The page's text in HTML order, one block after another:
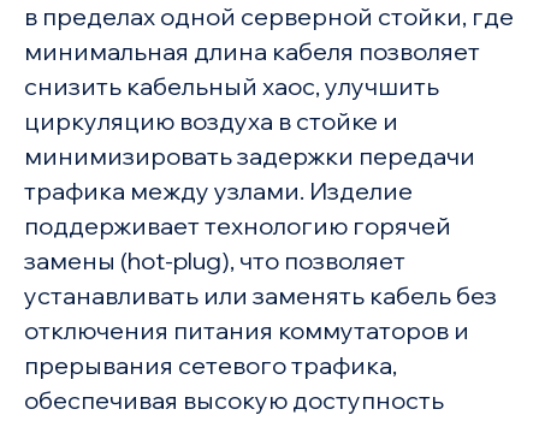
в пределах одной серверной стойки, где
минимальная длина кабеля позволяет
снизить кабельный хаос, улучшить
циркуляцию воздуха в стойке и
минимизировать задержки передачи
трафика между узлами. Изделие
поддерживает технологию горячей
замены (hot-plug), что позволяет
устанавливать или заменять кабель без
отключения питания коммутаторов и
прерывания сетевого трафика,
обеспечивая высокую доступность